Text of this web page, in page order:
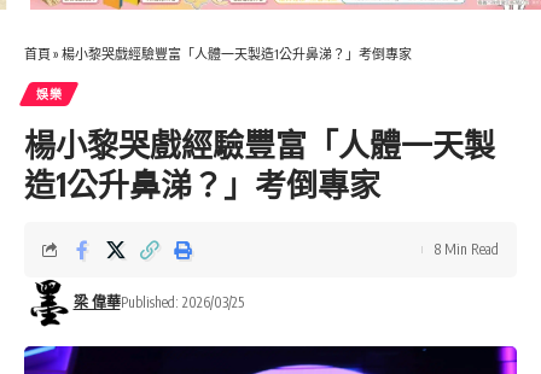
首頁 » 楊小黎哭戲經驗豐富「人體一天製造1公升鼻涕？」考倒專家
娛樂
楊小黎哭戲經驗豐富「人體一天製
造1公升鼻涕？」考倒專家
梁 偉華Published: 2026/03/25
8 Min Read